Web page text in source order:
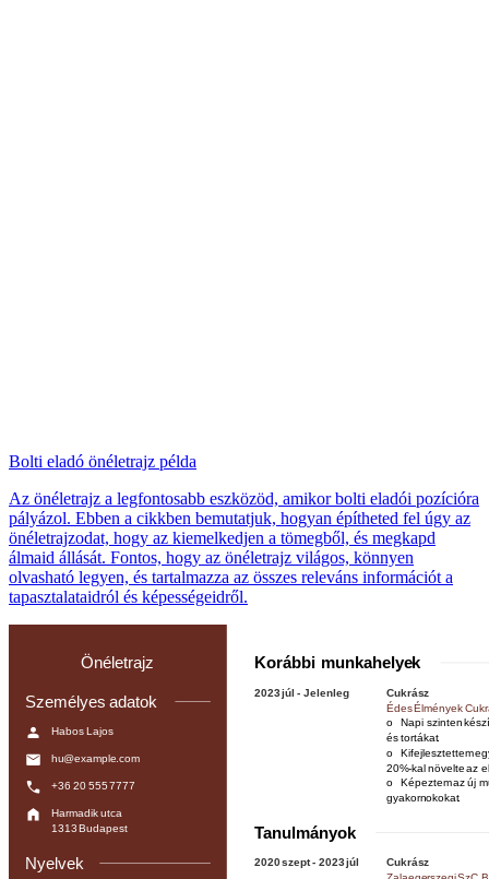
Bolti eladó önéletrajz példa
Az önéletrajz a legfontosabb eszközöd, amikor bolti eladói pozícióra
pályázol. Ebben a cikkben bemutatjuk, hogyan építheted fel úgy az
önéletrajzodat, hogy az kiemelkedjen a tömegből, és megkapd
álmaid állását. Fontos, hogy az önéletrajz világos, könnyen
olvasható legyen, és tartalmazza az összes releváns információt a
tapasztalataidról és képességeidről.